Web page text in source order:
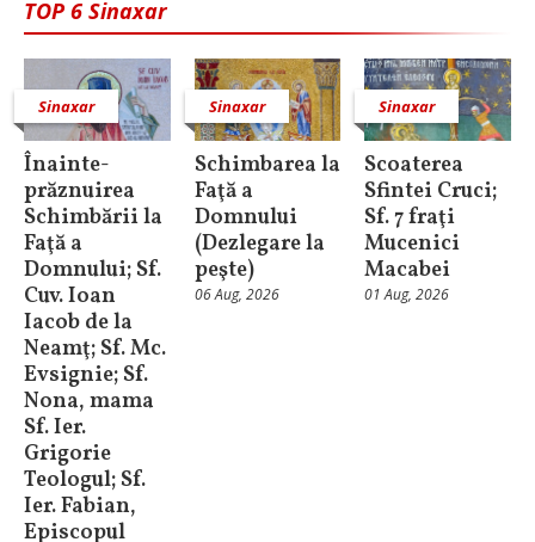
TOP 6 Sinaxar
Sinaxar
Înainte-
prăznuirea
Schimbării la
Faţă a
Domnului; Sf.
Cuv. Ioan
Iacob de la
Neamţ; Sf. Mc.
Evsignie; Sf.
Nona, mama
Sf. Ier.
Grigorie
Teologul; Sf.
Ier. Fabian,
Episcopul
Sinaxar
Schimbarea la
Faţă a
Domnului
(Dezlegare la
peşte)
06 Aug, 2026
Sinaxar
Scoaterea
Sfintei Cruci;
Sf. 7 fraţi
Mucenici
Macabei
01 Aug, 2026